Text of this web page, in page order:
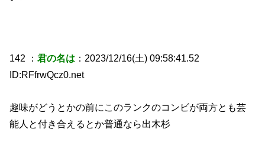
142 ：君の名は ：2023/12/16(土) 09:58:41.52
ID:RFfrwQcz0.net
趣味がどうとかの前にこのランクのコンビが両方とも芸
能人と付き合えるとか普通なら出木杉